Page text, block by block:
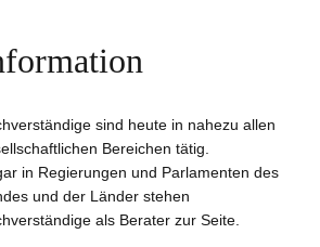
sind heute in nahezu allen
Bereichen tätig.
in Regierungen und Parlamenten des
und der Länder stehen
als Berater zur Seite.